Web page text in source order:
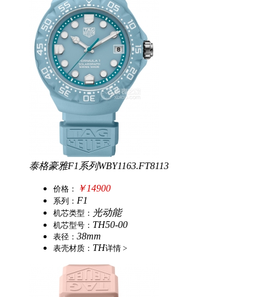
泰格豪雅F1系列WBY1163.FT8113
价格： ￥14900
系列： F1
机芯类型： 光动能
机芯型号： TH50-00
表径： 38mm
表壳材质： TH详情 >